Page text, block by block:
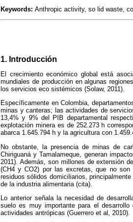
Keywords: Anthropic activity, so lid waste,
1. Introducción
El crecimiento económico global está
mundiales de producción en algunas
los servicios eco sistémicos (Solaw, 2011).
Específicamente en Colombia,
minas y canteras; las actividades de
13,4% y 9% del PIB departamental
explotación minera es de 252.273 h
abarca 1.645.794 h y la agricultura con
No obstante, la presencia de minas de
Chiriguaná y Tamalameque, generan
2011). Además, son millones de extensión
(CH4 y CO2) por las excretas, que no
residuos sólidos domiciliarios,
de la industria alimentaria (cita).
Lo anterior señala la necesidad de
suelo es muy importante para el
actividades antrópicas (Guerrero et al, 2010).